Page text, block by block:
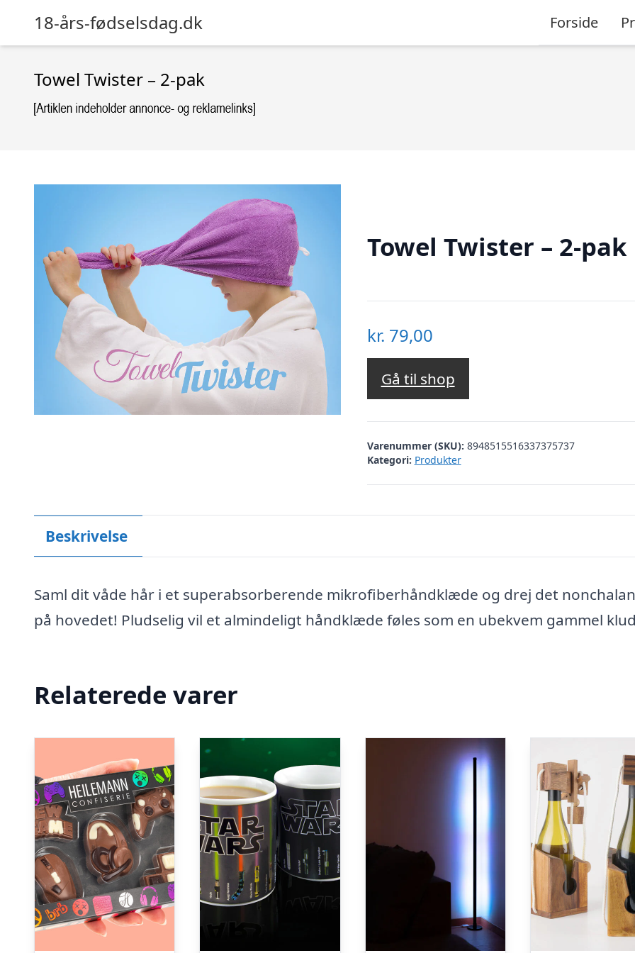
18-års-fødselsdag.dk Forside
Towel Twister – 2-pak
Towel Twister – 2-pak
kr. 79,00
Gå til shop
Varenummer (SKU): 8948515516337375737
Kategori: Produkter
Beskrivelse
Saml dit våde hår i et superabsorberende mikrofiberhåndklæde og drej det
på hovedet! Pludselig vil et almindeligt håndklæde føles som en ubekvem gammel
Relaterede varer